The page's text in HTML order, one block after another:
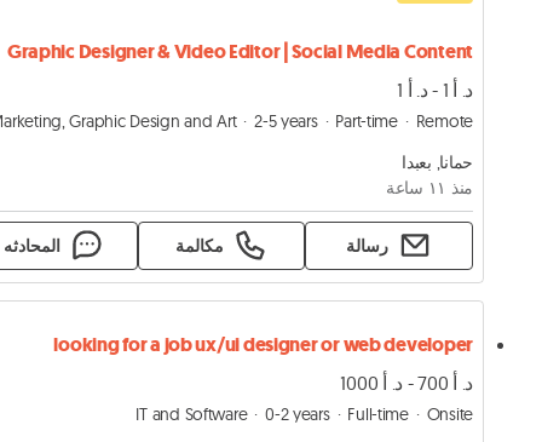
Graphic Designer & Video Editor | Social Media Content
د. أ 1 - د. أ 1
Graphic Design and Art 2-5 years Part-time
Remote
حمانا, بعبدا
منذ ١١ ساعة
رسالة مكالمة المحادثه
looking for a job ux/ui designer or web developer
د. أ 700 - د. أ 1000
IT and Software 0-2 years Full-time
Onsite